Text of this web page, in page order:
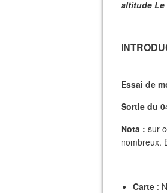
altitude Le
Essai de
Sortie du
Nota : sur
nombreux.
Carte :